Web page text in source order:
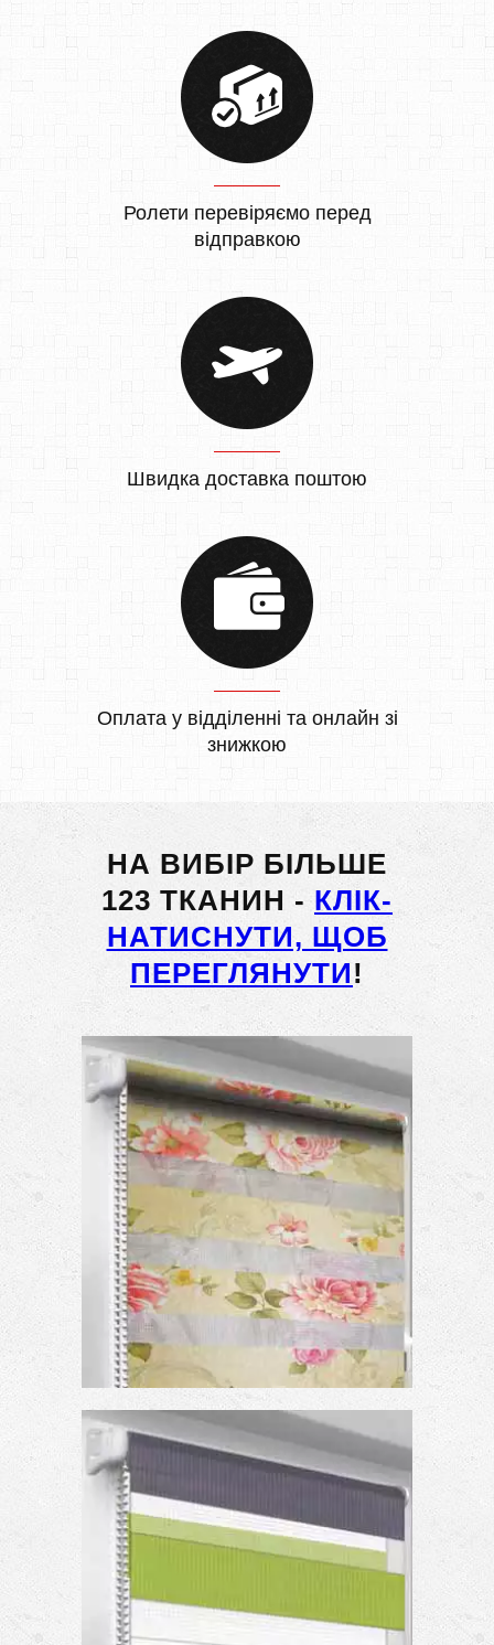
Ролети перевіряємо перед
відправкою
Швидка доставка поштою
Оплата у відділенні та онлайн зі
знижкою
НА ВИБІР БІЛЬШЕ
123 ТКАНИН - КЛІК-
НАТИСНУТИ, ЩОБ
ПЕРЕГЛЯНУТИ!